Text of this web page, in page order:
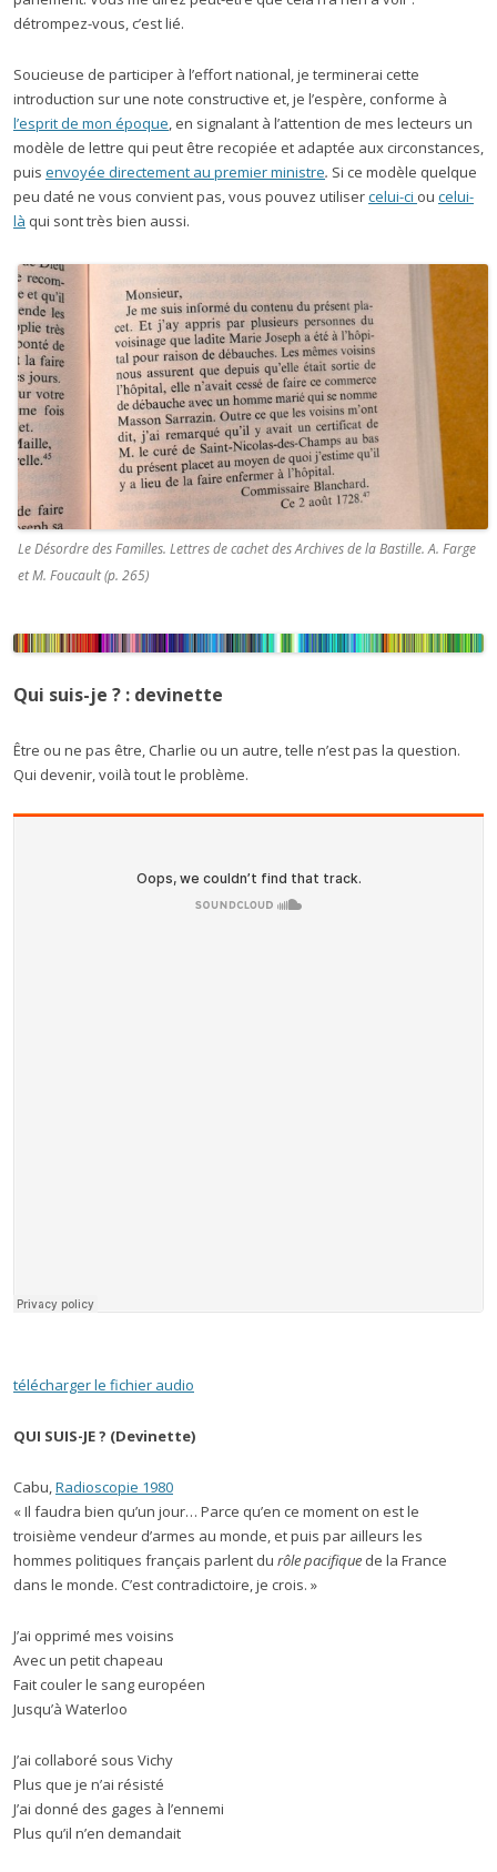
détrompez-vous, c’est lié.
Soucieuse de participer à l’effort national, je terminerai cette
introduction sur une note constructive et, je l’espère, conforme à
l’esprit de mon époque, en signalant à l’attention de mes lecteurs un
modèle de lettre qui peut être recopiée et adaptée aux circonstances,
puis envoyée directement au premier ministre. Si ce modèle quelque
peu daté ne vous convient pas, vous pouvez utilisercelui-ci ou celui-
là qui sont très bien aussi.
Le Désordre des Familles. Lettres de cachet des Archives de la Bastille. A. Farge
et M. Foucault (p. 265)
Qui suis-je ? : devinette
Être ou ne pas être, Charlie ou un autre, telle n’est pas la question.
Qui devenir, voilà tout le problème.
télécharger le fichier audio
QUI SUIS-JE ? (Devinette)
Cabu, Radioscopie 1980
« Il faudra bien qu’un jour… Parce qu’en ce moment on est le
troisième vendeur d’armes au monde, et puis par ailleurs les
hommes politiques français parlent du rôle pacifique de la France
dans le monde. C’est contradictoire, je crois. »
J’ai opprimé mes voisins
Avec un petit chapeau
Fait couler le sang européen
Jusqu’à Waterloo
J’ai collaboré sous Vichy
Plus que je n’ai résisté
J’ai donné des gages à l’ennemi
Plus qu’il n’en demandait